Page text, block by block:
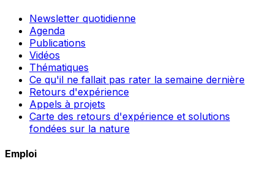
Newsletter quotidienne
Agenda
Publications
Vidéos
Thématiques
Ce qu'il ne fallait pas rater la semaine dernière
Retours d'expérience
Appels à projets
Carte des retours d'expérience et solutions
fondées sur la nature
Emploi